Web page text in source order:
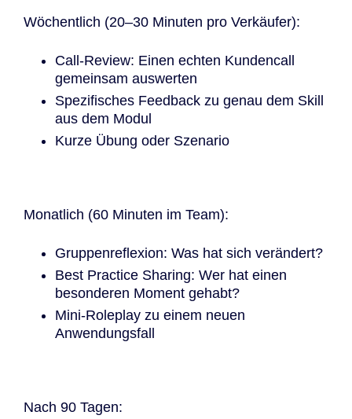
Wöchentlich (20–30 Minuten pro Verkäufer):
Call-Review: Einen echten Kundencall
gemeinsam auswerten
Spezifisches Feedback zu genau dem Skill
aus dem Modul
Kurze Übung oder Szenario
Monatlich (60 Minuten im Team):
Gruppenreflexion: Was hat sich verändert?
Best Practice Sharing: Wer hat einen
besonderen Moment gehabt?
Mini-Roleplay zu einem neuen
Anwendungsfall
Nach 90 Tagen: